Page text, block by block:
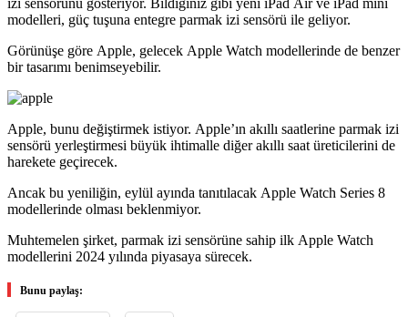
izi sensörünü gösteriyor. Bildiğiniz gibi yeni iPad Air ve iPad mini
modelleri, güç tuşuna entegre parmak izi sensörü ile geliyor.
Görünüşe göre Apple, gelecek Apple Watch modellerinde de benzer
bir tasarımı benimseyebilir.
Apple, bunu değiştirmek istiyor. Apple’ın akıllı saatlerine parmak izi
sensörü yerleştirmesi büyük ihtimalle diğer akıllı saat üreticilerini de
harekete geçirecek.
Ancak bu yeniliğin, eylül ayında tanıtılacak Apple Watch Series 8
modellerinde olması beklenmiyor.
Muhtemelen şirket, parmak izi sensörüne sahip ilk Apple Watch
modellerini 2024 yılında piyasaya sürecek.
Bunu paylaş: